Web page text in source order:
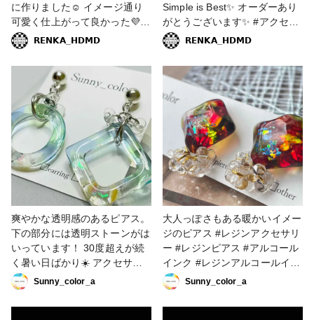
に作りました☺️ イメージ通り
可愛く仕上がって良かった💜 #
秋の作品コンテスト2023 #ア
クセサリー部 #ピアス #サンラ
イズ #朝焼け #レジン #レジン
アクセサリー #レジンピアス #
ン #雲玉レジン #レジンエキス
パート講座認定講師 #紫 #赤 #
パープル #レッド
𝗥𝗘𝗡𝗞𝗔_𝗛𝗗𝗠𝗗
Simple is Best✨ オーダーあり
がとうございます✨ #アクセサ
リー部 #販売中 #ピアス #空 #
雲 #空玉 #雲玉 #レジン #レジ
ンアクセサリー #レジンピアス
#空玉レジン #雲玉レジン #レ
ジンエキスパート講座認定講師
#青 #シンプルイズベスト
𝗥𝗘𝗡𝗞𝗔_𝗛𝗗𝗠𝗗
爽やかな透明感のあるピアス。
下の部分には透明ストーンがは
いっています！ 30度超えが続
く暑い日ばかり☀️ アクセサリ
ーで少しでも涼しさを 笑 #レ
ジンハンドメイド #レジンピア
ス #レジンアクセサリー #レジ
Sunny_color_a
大人っぽさもある暖かいイメー
ジのピアス #レジンアクセサリ
ー #レジンピアス #アルコール
インク #レジンアルコールイン
ク
Sunny_color_a